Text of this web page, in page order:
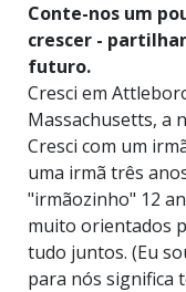
Conte-nos um
crescer -
futuro.
Cresci em
Massachusetts, a
Cresci com um
uma irmã três
"irmãozinho" 12
muito orientados
tudo juntos. (Eu
para nós significa